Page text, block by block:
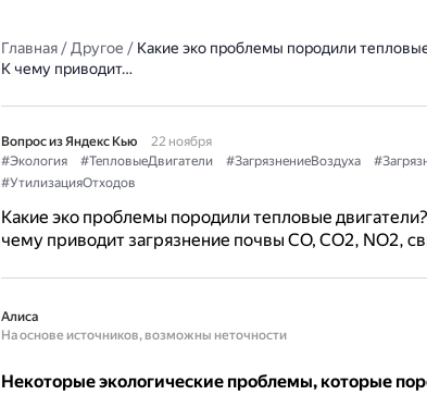
Главная/Другое / Какие эко проблемы породили
К чему приводит…
Вопрос из Яндекс Кью
22 ноября
#Экология
#ТепловыеДвигатели #ЗагрязнениеВоздуха
#УтилизацияОтходов
Какие эко проблемы породили тепловые
чему приводит загрязнение почвы CO, CO2, NO2,
Алиса
На основе источников, возможны неточности
Некоторые экологические проблемы, которые